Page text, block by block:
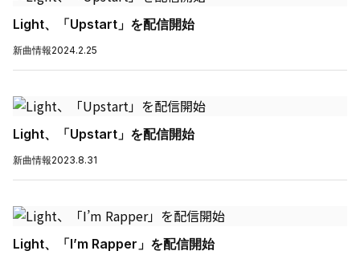
Light、「Upstart」を配信開始
新曲情報2024.2.25
Light、「Upstart」を配信開始
新曲情報2023.8.31
Light、「I’m Rapper」を配信開始